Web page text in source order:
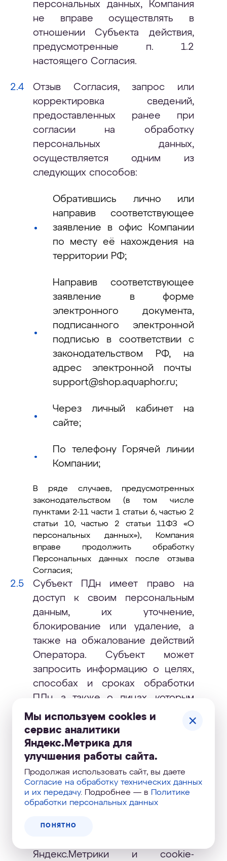
персональных данных, Компания
не вправе осуществлять в
отношении Субъекта действия,
предусмотренные п. 1.2
настоящего Согласия.
Отзыв Согласия, запрос или
корректировка сведений,
предоставленных ранее при
согласии на обработку
персональных данных,
осуществляется одним из
следующих способов:
Обратившись лично или
направив соответствующее
заявление в офис Компании
по месту её нахождения на
территории РФ;
Направив соответствующее
заявление в форме
электронного документа,
подписанного электронной
подписью в соответствии с
законодательством РФ, на
адрес электронной почты
support@shop.aquaphor.ru;
Через личный кабинет на
сайте;
По телефону Горячей линии
Компании;
В ряде случаев, предусмотренных
законодательством (в том числе
пунктами 2-11 части 1 статьи 6, частью 2
статьи 10, частью 2 статьи 11ФЗ «О
персональных данных»), Компания
вправе продолжить обработку
Персональных данных после отзыва
Согласия;
Субъект ПДн имеет право на
доступ к своим персональным
данным, их уточнение,
блокирование или удаление, а
также на обжалование действий
Оператора. Субъект может
запросить информацию о целях,
способах и сроках обработки
ПДн, а также о лицах, которым
передаются ПДн. Подробный
порядок реализации прав указан
в Политике обработки и защиты
персональных данных
(https://www.aquaphor.ru/privacy-
policy). Подробная информация о
порядке работы с технической
отдельном согласии: «Согласие
Яндекс.Метрики и cookie-
Мы используем cookies и
сервис аналитики
Яндекс.Метрика для
улучшения работы сайта.
Продолжая использовать сайт, вы даете
Согласие на обработку технических данных
и их передачу. Подробнее — в
Политике
обработки персональных данных
ПОНЯТНО